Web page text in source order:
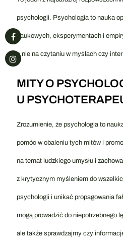
psychologii. Psychologia to nauka
naukowych, eksperymentach i
a nie na czytaniu w myślach czy
MITY O
U
Zrozumienie, że psychologia to
pomóc w obaleniu tych mitów i
na temat ludzkiego umysłu i
z krytycznym myśleniem do
psychologii i unikać propagowania
mogą prowadzić do niepotrzebnego
ale także sprawdzajmy czy